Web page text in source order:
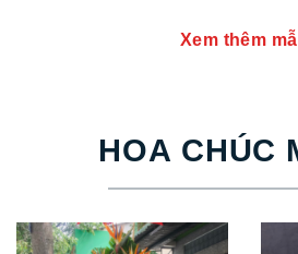
Xem thêm
HOA CHÚC